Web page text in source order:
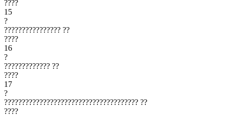
????
15
?
???????????????? ??
????
16
?
????????????? ??
????
17
?
?????????????????????????????????????? ??
????